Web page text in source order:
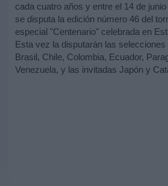
cada cuatro años y entre el 14 de
se disputa la edición número 46 del
especial "Centenario" celebrada en
Esta vez la disputarán las selecciones
Brasil, Chile, Colombia, Ecuador,
Venezuela, y las invitadas Japón y